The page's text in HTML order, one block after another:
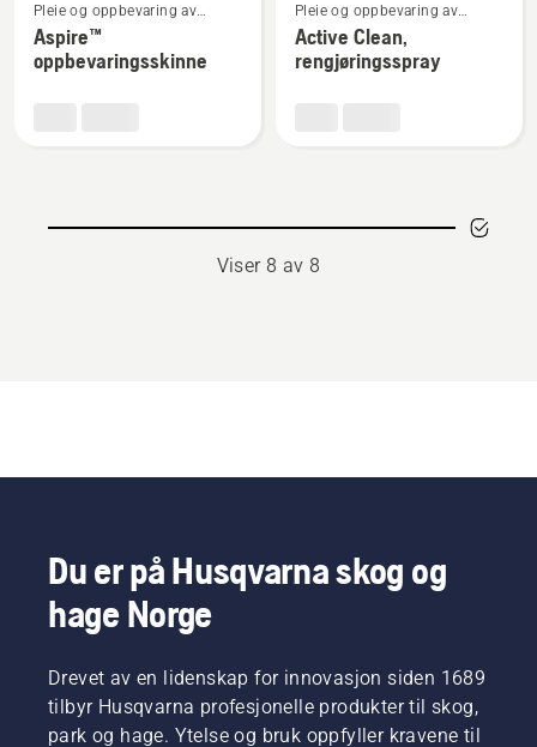
flere
detaljer
om
Pleie og oppbevaring av
robotgressklippere
Aspire™
oppbevaringsskinne
flere
detaljer
om
Pleie og oppbevaring av
robotgressklippere
Active Clean,
rengjøringsspray
Viser 8 av 8
Du er på Husqvarna skog og
hage Norge
Drevet av en lidenskap for innovasjon siden 1689
tilbyr Husqvarna profesjonelle produkter til skog,
park og hage. Ytelse og bruk oppfyller kravene til